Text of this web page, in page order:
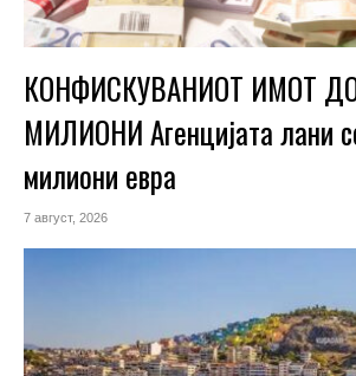
КОНФИСКУВАНИОТ ИМОТ
МИЛИОНИ Агенцијата лани
милиони евра
7 август, 2026